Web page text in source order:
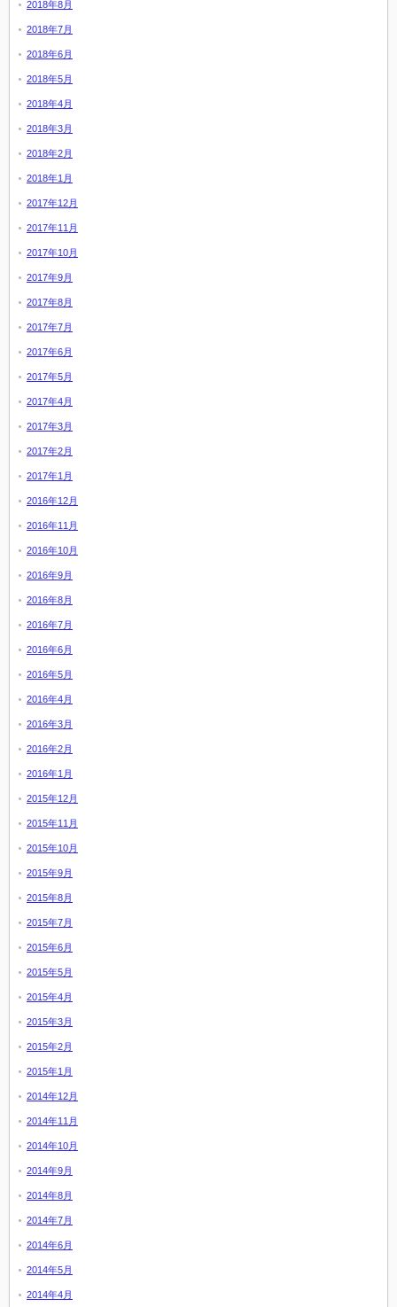
2018年8月
2018年7月
2018年6月
2018年5月
2018年4月
2018年3月
2018年2月
2018年1月
2017年12月
2017年11月
2017年10月
2017年9月
2017年8月
2017年7月
2017年6月
2017年5月
2017年4月
2017年3月
2017年2月
2017年1月
2016年12月
2016年11月
2016年10月
2016年9月
2016年8月
2016年7月
2016年6月
2016年5月
2016年4月
2016年3月
2016年2月
2016年1月
2015年12月
2015年11月
2015年10月
2015年9月
2015年8月
2015年7月
2015年6月
2015年5月
2015年4月
2015年3月
2015年2月
2015年1月
2014年12月
2014年11月
2014年10月
2014年9月
2014年8月
2014年7月
2014年6月
2014年5月
2014年4月